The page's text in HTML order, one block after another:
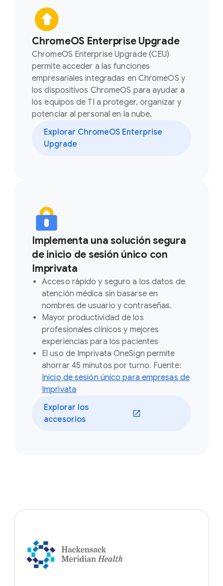
ChromeOS Enterprise Upgrade
ChromeOS Enterprise Upgrade (CEU)
permite acceder a las funciones
empresariales integradas en ChromeOS y
los dispositivos ChromeOS para ayudar a
los equipos de TI a proteger, organizar y
potenciar al personal en la nube.
Explorar ChromeOS Enterprise
Upgrade
Implementa una solución segura
de inicio de sesión único con
Imprivata
Acceso rápido y seguro a los datos de
atención médica sin basarse en
nombres de usuario y contraseñas.
Mayor productividad de los
profesionales clínicos y mejores
experiencias para los pacientes
El uso de Imprivata OneSign permite
ahorrar 45 minutos por turno. Fuente:
Inicio de sesión único para empresas de
Imprivata
Explorar los
accesorios